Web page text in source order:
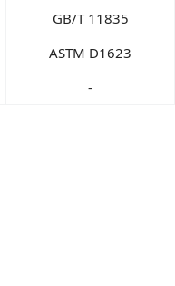
GB/T 11835
ASTM D1623
-